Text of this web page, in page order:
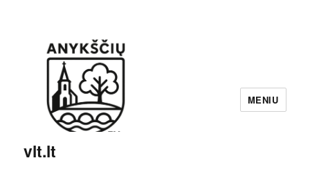
vlt.lt
MENIU